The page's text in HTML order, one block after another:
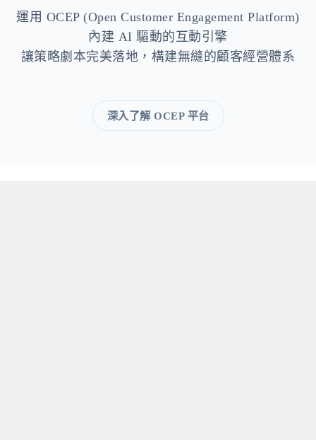
運用 OCEP (Open Customer Engagement Platform)
內建 AI 驅動的互動引擎
讓策略劇本完美落地，構建無縫的顧客經營體系
深入了解 OCEP 平台